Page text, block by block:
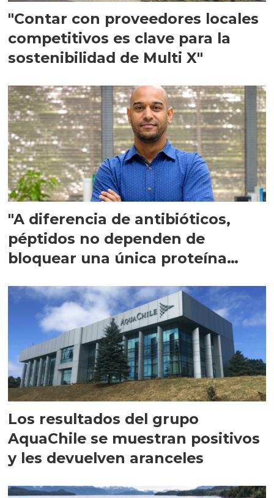
"Contar con proveedores locales
competitivos es clave para la
sostenibilidad de Multi X"
"A diferencia de antibióticos,
péptidos no dependen de
bloquear una única proteína
Los resultados del grupo
AquaChile se muestran positivos
y les devuelven aranceles